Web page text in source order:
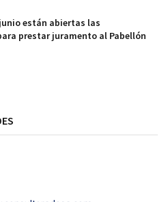
están abiertas las
prestar juramento al Pabellón